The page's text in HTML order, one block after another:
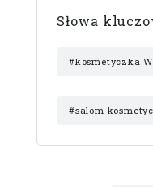
Słowa
#kosmetyczka
#salom